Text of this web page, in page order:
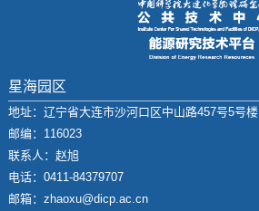
星海园区
地址：辽宁省大连市沙河口区中山路457号5号楼
邮编：116023
联系人：赵旭
电话：0411-84379707
邮箱：zhaoxu@dicp.ac.cn